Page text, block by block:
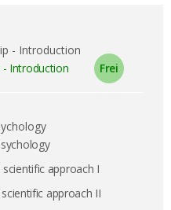
- Introduction
- Introduction
approach I
approach II